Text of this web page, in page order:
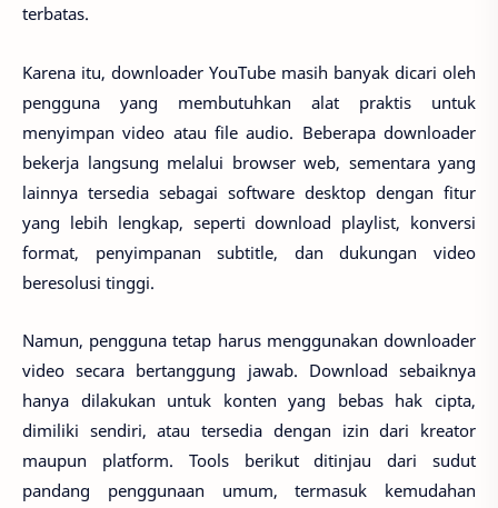
terbatas.
Karena itu, downloader YouTube masih banyak dicari oleh
pengguna yang membutuhkan alat praktis untuk
menyimpan video atau file audio. Beberapa downloader
bekerja langsung melalui browser web, sementara yang
lainnya tersedia sebagai software desktop dengan fitur
yang lebih lengkap, seperti download playlist, konversi
format, penyimpanan subtitle, dan dukungan video
beresolusi tinggi.
Namun, pengguna tetap harus menggunakan downloader
video secara bertanggung jawab. Download sebaiknya
hanya dilakukan untuk konten yang bebas hak cipta,
dimiliki sendiri, atau tersedia dengan izin dari kreator
maupun platform. Tools berikut ditinjau dari sudut
pandang penggunaan umum, termasuk kemudahan